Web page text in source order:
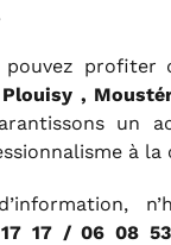
pouvez profiter
,
un
à la
17 / 06 08